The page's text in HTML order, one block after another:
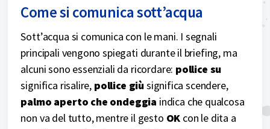
Come si comunica sott’acqua
Sott’acqua si comunica con le mani. I segnali
principali vengono spiegati durante il briefing, ma
alcuni sono essenziali da ricordare: pollice su
significa risalire, pollice giùsignifica scendere,
palmo aperto che ondeggia indica che qualcosa
non va del tutto, mentre il gesto OK con le dita a